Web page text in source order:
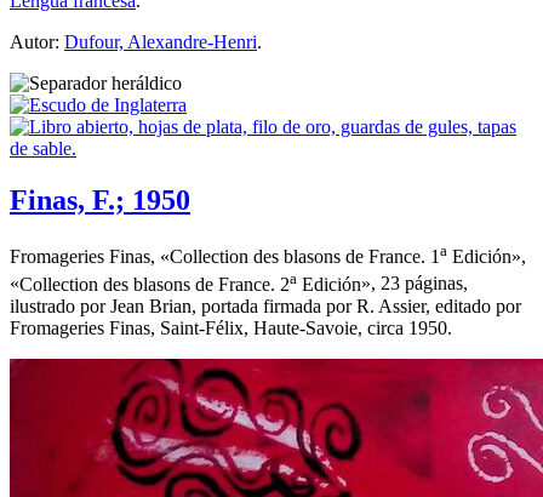
Autor: Dufour, Alexandre-Henri.
Finas, F.; 1950
Fromageries Finas, «Collection des blasons de France. 1 a Edición»,
«Collection des blasons de France. 2a Edición», 23 páginas,
ilustrado por Jean Brian, portada firmada por R. Assier, editado por
Fromageries Finas, Saint-Félix, Haute-Savoie, circa 1950.